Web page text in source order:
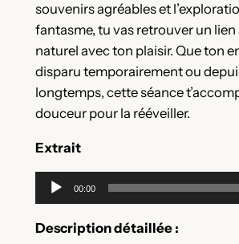
souvenirs agréables et
fantasme, tu vas retrouver un
naturel avec ton plaisir. Que ton
disparu temporairement ou
longtemps, cette séance
douceur pour la rééveiller.
Extrait
Lecteur
audio
00:00
Description détaillée :